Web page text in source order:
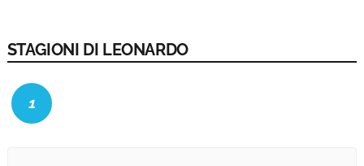
STAGIONI DI LEONARDO
1